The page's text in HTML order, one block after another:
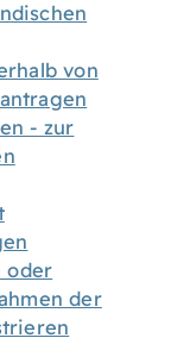
von
- zur
oder
der